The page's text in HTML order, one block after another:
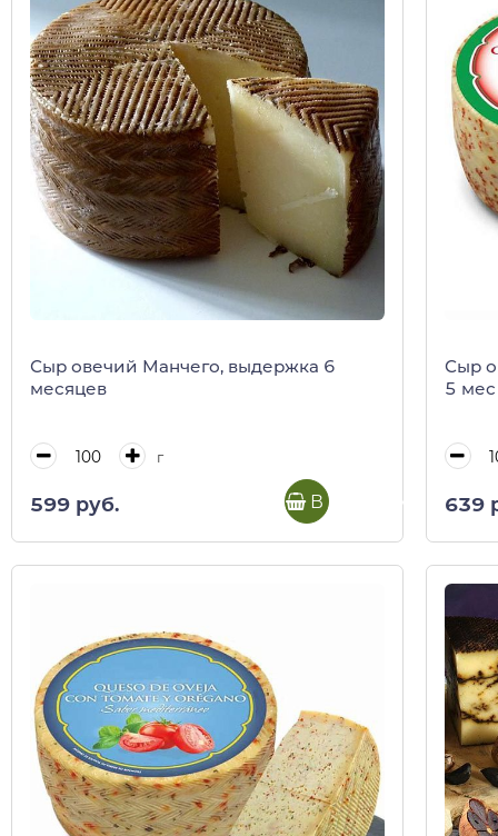
Сыр овечий Манчего, выдержка 6
месяцев
г
599 руб. В корзину
Сыр
5 мес
639